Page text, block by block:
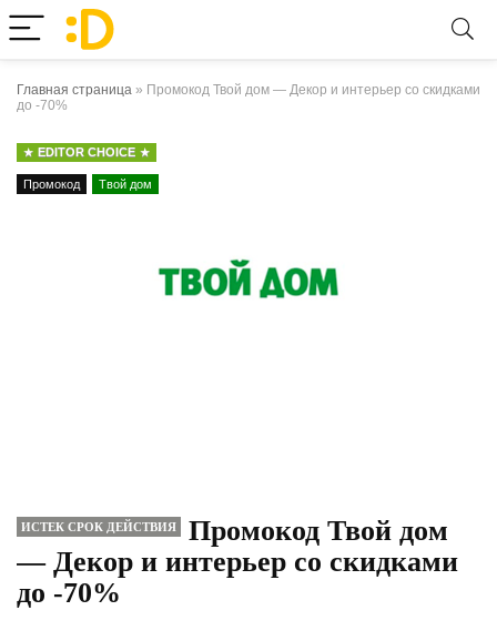
Главная страница » Промокод Твой дом — Декор и интерьер со скидками
до -70%
EDITOR CHOICE
Промокод Твой дом
ИСТЕК СРОК ДЕЙСТВИЯ
Промокод Твой дом
— Декор и интерьер со скидками
до -70%